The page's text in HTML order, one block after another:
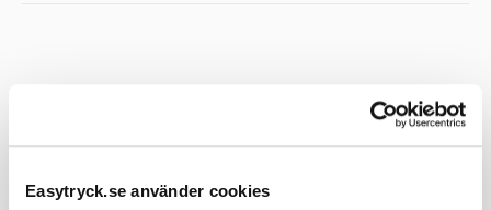
Easytryck.se använder cookies
Tryckyta Anpassas efter motiv